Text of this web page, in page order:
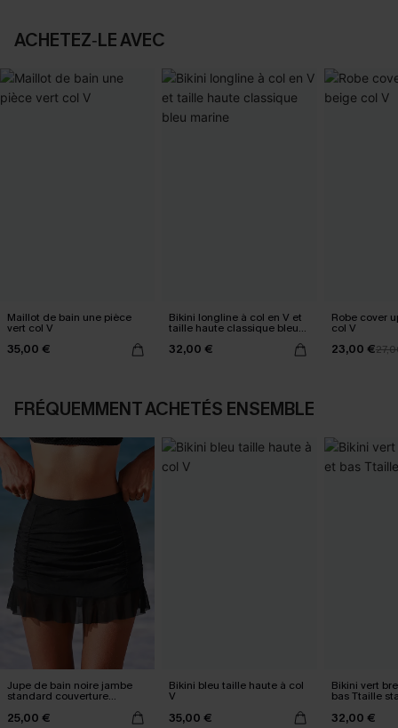
ACHETEZ‑LE AVEC
Maillot de bain une pièce
vert col V
35,00 €
Bikini longline à col en V et
taille haute classique bleu
32,00 €
Robe cover
col V
23,00 €
FRÉQUEMMENT ACHETÉS ENSEMBLE
Jupe de bain noire jambe
standard couverture
25,00 €
Bikini bleu taille haute à col
V
35,00 €
Bikini vert
bas Ttaille
32,00 €